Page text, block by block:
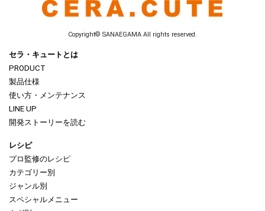
Copyright© SANAEGAMA All rights reserved.
セラ・キュートとは
PRODUCT
製品仕様
使い方・メンテナンス
LINE UP
開発ストーリーを読む
レシピ
プロ監修のレシピ
カテゴリー別
ジャンル別
スペシャルメニュー